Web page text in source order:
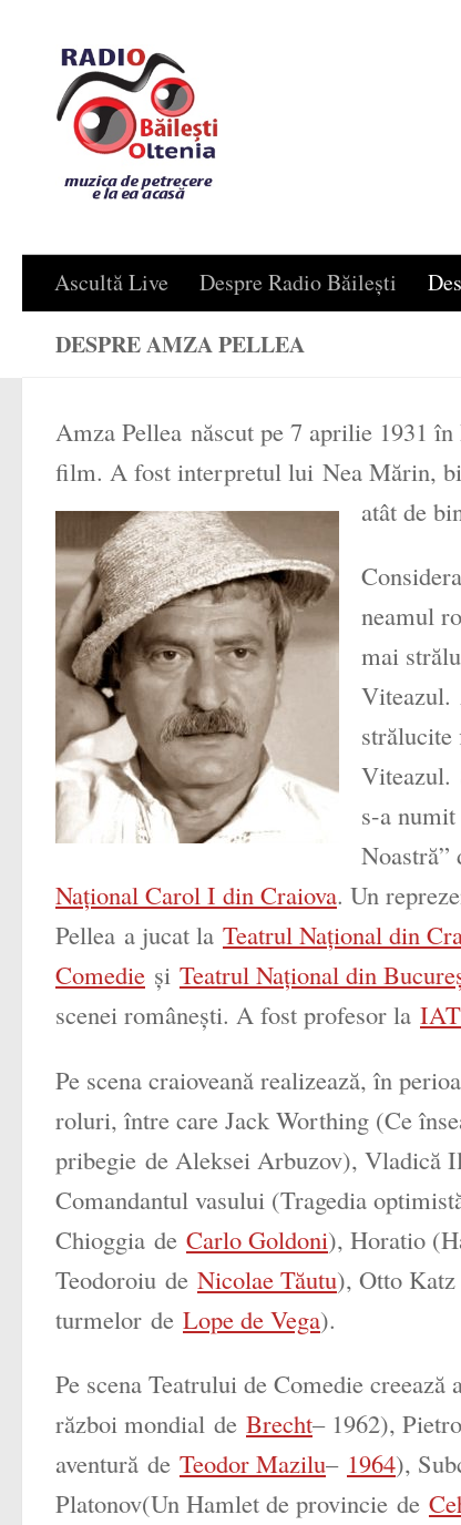
Ascultă Live Despre Radio Băilești
DESPRE AMZA PELLEA
Amza Pellea născut pe 7 aprilie 1931
film. A fost interpretul lui Nea Mărin,
atât de
neamul
mai
Viteazul.
Viteazul.
s-a
Național Carol I din Craiova. Un
Pellea a jucat la Teatrul Național din
Comedie și Teatrul Național din
scenei românești. A fost profesor la
Pe scena craioveană realizează, în
roluri, între care Jack Worthing (Ce
pribegie de Aleksei Arbuzov), Vladică
Comandantul vasului (Tragedia
Chioggia de Carlo Goldoni), Horatio (
Teodoroiu de Nicolae Tăutu), Otto
turmelor de Lope de Vega).
Pe scena Teatrului de Comedie
război mondial de Brecht– 1962),
aventură de Teodor Mazilu– 1964),
Platonov(Un Hamlet de provincie de